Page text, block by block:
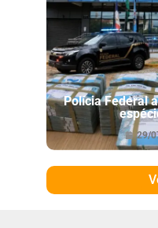
Polícia Federal
29/